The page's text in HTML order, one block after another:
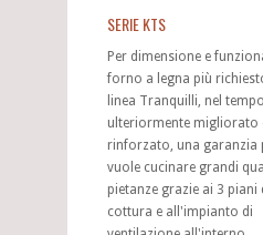
SERIE KTS
Per dimensione e
forno a legna più
linea Tranquilli, nel
ulteriormente migliorato
rinforzato, una garanzia
vuole cucinare grandi
pietanze grazie ai 3 piani
cottura e all'impianto di